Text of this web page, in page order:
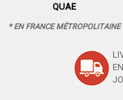
QUAE
* EN FRANCE MÉTROPOLITAINE